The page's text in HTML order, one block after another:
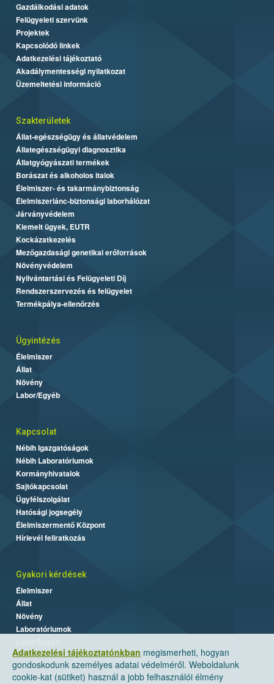
Adatkezelési tájékoztatónkban megismerheti, hogyan
gondoskodunk személyes adatai védelméről. Weboldalunk
cookie-kat (sütiket) használ a jobb felhasználói élmény
Gazdálkodási adatok
Felügyeleti szervünk
Projektek
Kapcsolódó linkek
Adatkezelési tájékoztató
Akadálymentességi nyilatkozat
Üzemeltetési információ
Szakterületek
Állat-egészségügy és állatvédelem
Állategészségügyi diagnosztika
Állatgyógyászati termékek
Borászat és alkoholos italok
Élelmiszer- és takarmánybiztonság
Élelmiszerlánc-biztonsági laborhálózat
Járványvédelem
Kiemelt ügyek, EUTR
Kockázatkezelés
Mezőgazdasági genetikai erőforrások
Növényvédelem
Nyilvántartási és Felügyeleti Díj
Rendszerszervezés és felügyelet
Termékpálya-ellenőrzés
Ügyintézés
Élelmiszer
Állat
Növény
Labor/Egyéb
Kapcsolat
Nébih Igazgatóságok
Nébih Laboratóriumok
Kormányhivatalok
Sajtókapcsolat
Ügyfélszolgálat
Hatósági jogsegély
Élelmiszermentő Központ
Hírlevél feliratkozás
Gyakori kérdések
Élelmiszer
Állat
Növény
Laboratóriumok